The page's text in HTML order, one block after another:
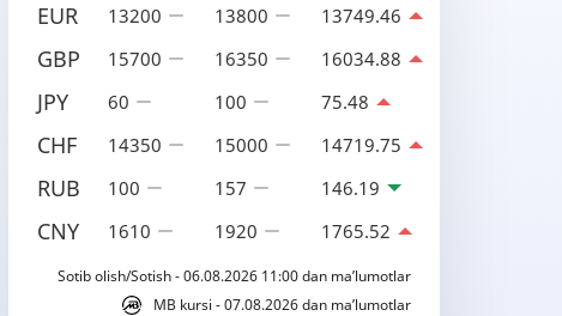
EUR 13200 13800 13749.46
GBP 15700 16350 16034.88
JPY 60 100 75.48
CHF 14350 15000 14719.75
RUB 100 157 146.19
CNY 1610 1920 1765.52
Sotib olish/Sotish - 06.08.2026 11:00 dan ma’lumotlar
MB kursi - 07.08.2026 dan ma’lumotlar